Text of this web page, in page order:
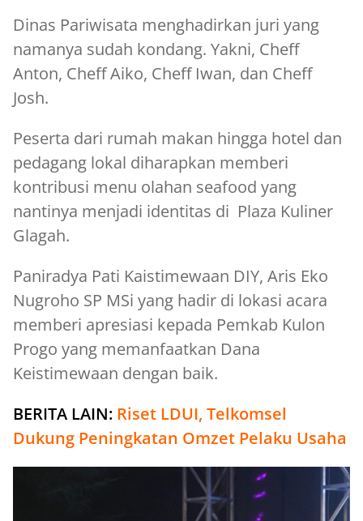
Dinas Pariwisata menghadirkan juri yang
namanya sudah kondang. Yakni, Cheff
Anton, Cheff Aiko, Cheff Iwan, dan Cheff
Josh.
Peserta dari rumah makan hingga hotel dan
pedagang lokal diharapkan memberi
kontribusi menu olahan seafood yang
nantinya menjadi identitas di Plaza Kuliner
Glagah.
Paniradya Pati Kaistimewaan DIY, Aris Eko
Nugroho SP MSi yang hadir di lokasi acara
memberi apresiasi kepada Pemkab Kulon
Progo yang memanfaatkan Dana
Keistimewaan dengan baik.
BERITA LAIN: Riset LDUI, Telkomsel
Dukung Peningkatan Omzet Pelaku Usaha